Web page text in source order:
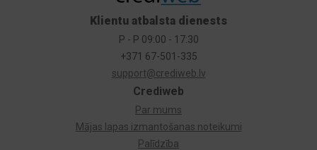
Crediweb
Par mums
Mājas lapas izmantošanas noteikumi
Palīdzība
Klientu atbalsta dienests
P - P 09:00 - 17:30
+371 67-501-335
support@crediweb.lv